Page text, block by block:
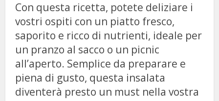
Con questa ricetta, potete deliziare i
vostri ospiti con un piatto fresco,
saporito e ricco di nutrienti, ideale per
un pranzo al sacco o un picnic
all’aperto. Semplice da preparare e
piena di gusto, questa insalata
diventerà presto un must nella vostra